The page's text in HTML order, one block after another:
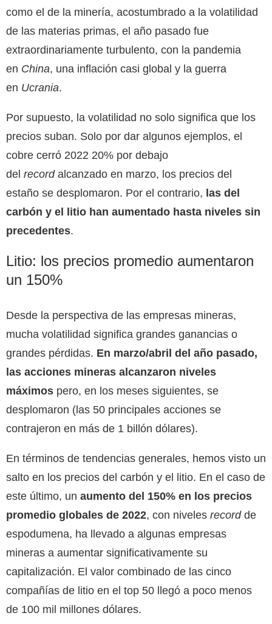
como el de la minería, acostumbrado a la volatilidad
de las materias primas, el año pasado fue
extraordinariamente turbulento, con la pandemia
en China, una inflación casi global y la guerra
en Ucrania.
Por supuesto, la volatilidad no solo significa que los
precios suban. Solo por dar algunos ejemplos, el
cobre cerró 2022 20% por debajo
del recordalcanzado en marzo, los precios del
estaño se desplomaron. Por el contrario, las del
carbón y el litio han aumentado hasta niveles sin
precedentes.
Litio: los precios promedio aumentaron
un 150%
Desde la perspectiva de las empresas mineras,
mucha volatilidad significa grandes ganancias o
grandes pérdidas. En marzo/abril del año pasado,
las acciones mineras alcanzaron niveles
máximos pero, en los meses siguientes, se
desplomaron (las 50 principales acciones se
contrajeron en más de 1 billón dólares).
En términos de tendencias generales, hemos visto un
salto en los precios del carbón y el litio. En el caso de
este último, un aumento del 150% en los precios
promedio globales de 2022, con niveles recordde
espodumena, ha llevado a algunas empresas
mineras a aumentar significativamente su
capitalización. El valor combinado de las cinco
compañías de litio en el top 50 llegó a poco menos
de 100 mil millones dólares.